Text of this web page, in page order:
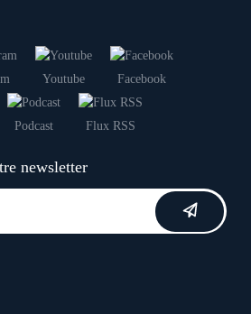
Youtube Facebook
Podcast Flux RSS
newsletter